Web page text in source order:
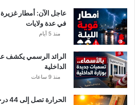
ا
ت
ا
ل
م
ع
ن
ي
ة
عاجل الآن: أمطار غزيرة
في عدة ولايات
منذ 5 أيام
الرائد الرسمي يكشف
الداخلية
منذ 9 ساعات